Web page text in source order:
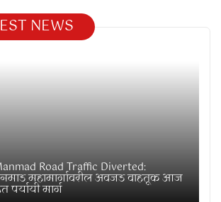
NEWS
Road Traffic Diverted:
महामार्गावरील अवजड वाहतूक आज
मार्ग